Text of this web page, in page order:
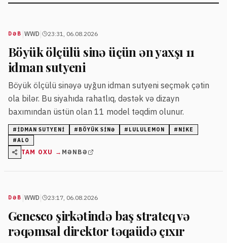
DƏB WWD 23:31, 06.08.2026
Böyük ölçülü sinə üçün ən yaxşı 11
idman sutyeni
Böyük ölçülü sinəyə uyğun idman sutyeni seçmək çətin
ola bilər. Bu siyahıda rahatlıq, dəstək və dizayn
baxımından üstün olan 11 model təqdim olunur.
# IDMAN SUTYENI # BÖYÜK SINƏ # LULULEMON # NIKE
#ALO
TAM OXU → MƏNBƏ
DƏB WWD 23:17, 06.08.2026
Genesco şirkətində baş strateq və
rəqəmsal direktor təqaüdə çıxır